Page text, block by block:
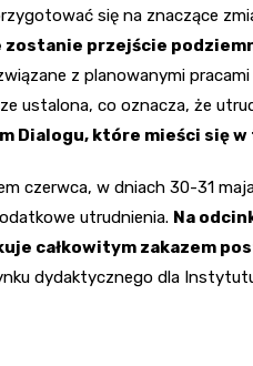
się na znaczące
przejście
z planowanymi
ustalona, co oznacza, że
Dialogu, które mieści się
czerwca, w dniach 30-31
utrudnienia. Na
całkowitym zakazem
dydaktycznego dla